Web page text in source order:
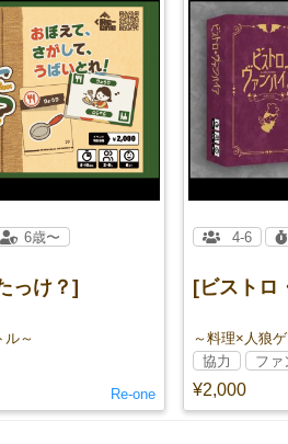
っけ？]
ル～
6歳〜
Re-one
[ビストロ
～料理×人狼
¥2,000
4-6
協力 ファ